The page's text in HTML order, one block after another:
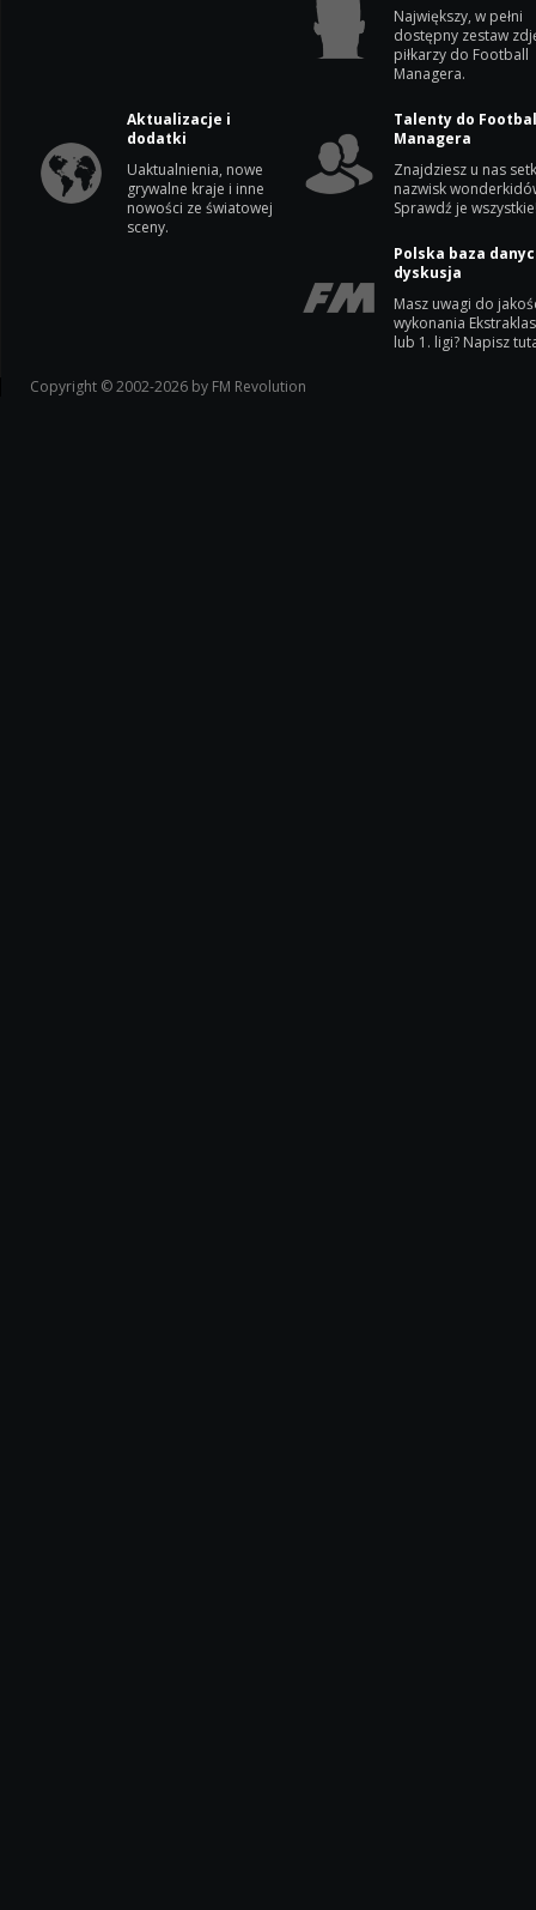
Największy, w pełni
dostępny zestaw
piłkarzy do Football
Managera.
Aktualizacje i
dodatki
Uaktualnienia, nowe
grywalne kraje i inne
nowości ze światowej
sceny.
Talenty do
Managera
Znajdziesz u nas
nazwisk
Sprawdź je
Polska baza
dyskusja
Masz uwagi do
wykonania
lub 1. ligi? Napisz
Copyright © 2002-2026 by FM Revolution